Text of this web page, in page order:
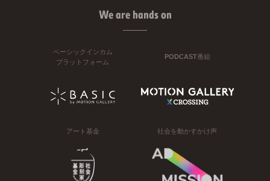
We are hands on
ベーシックインカム
プラットフォーム
PODCAST番組
アート基金 社会を動かすかけ声